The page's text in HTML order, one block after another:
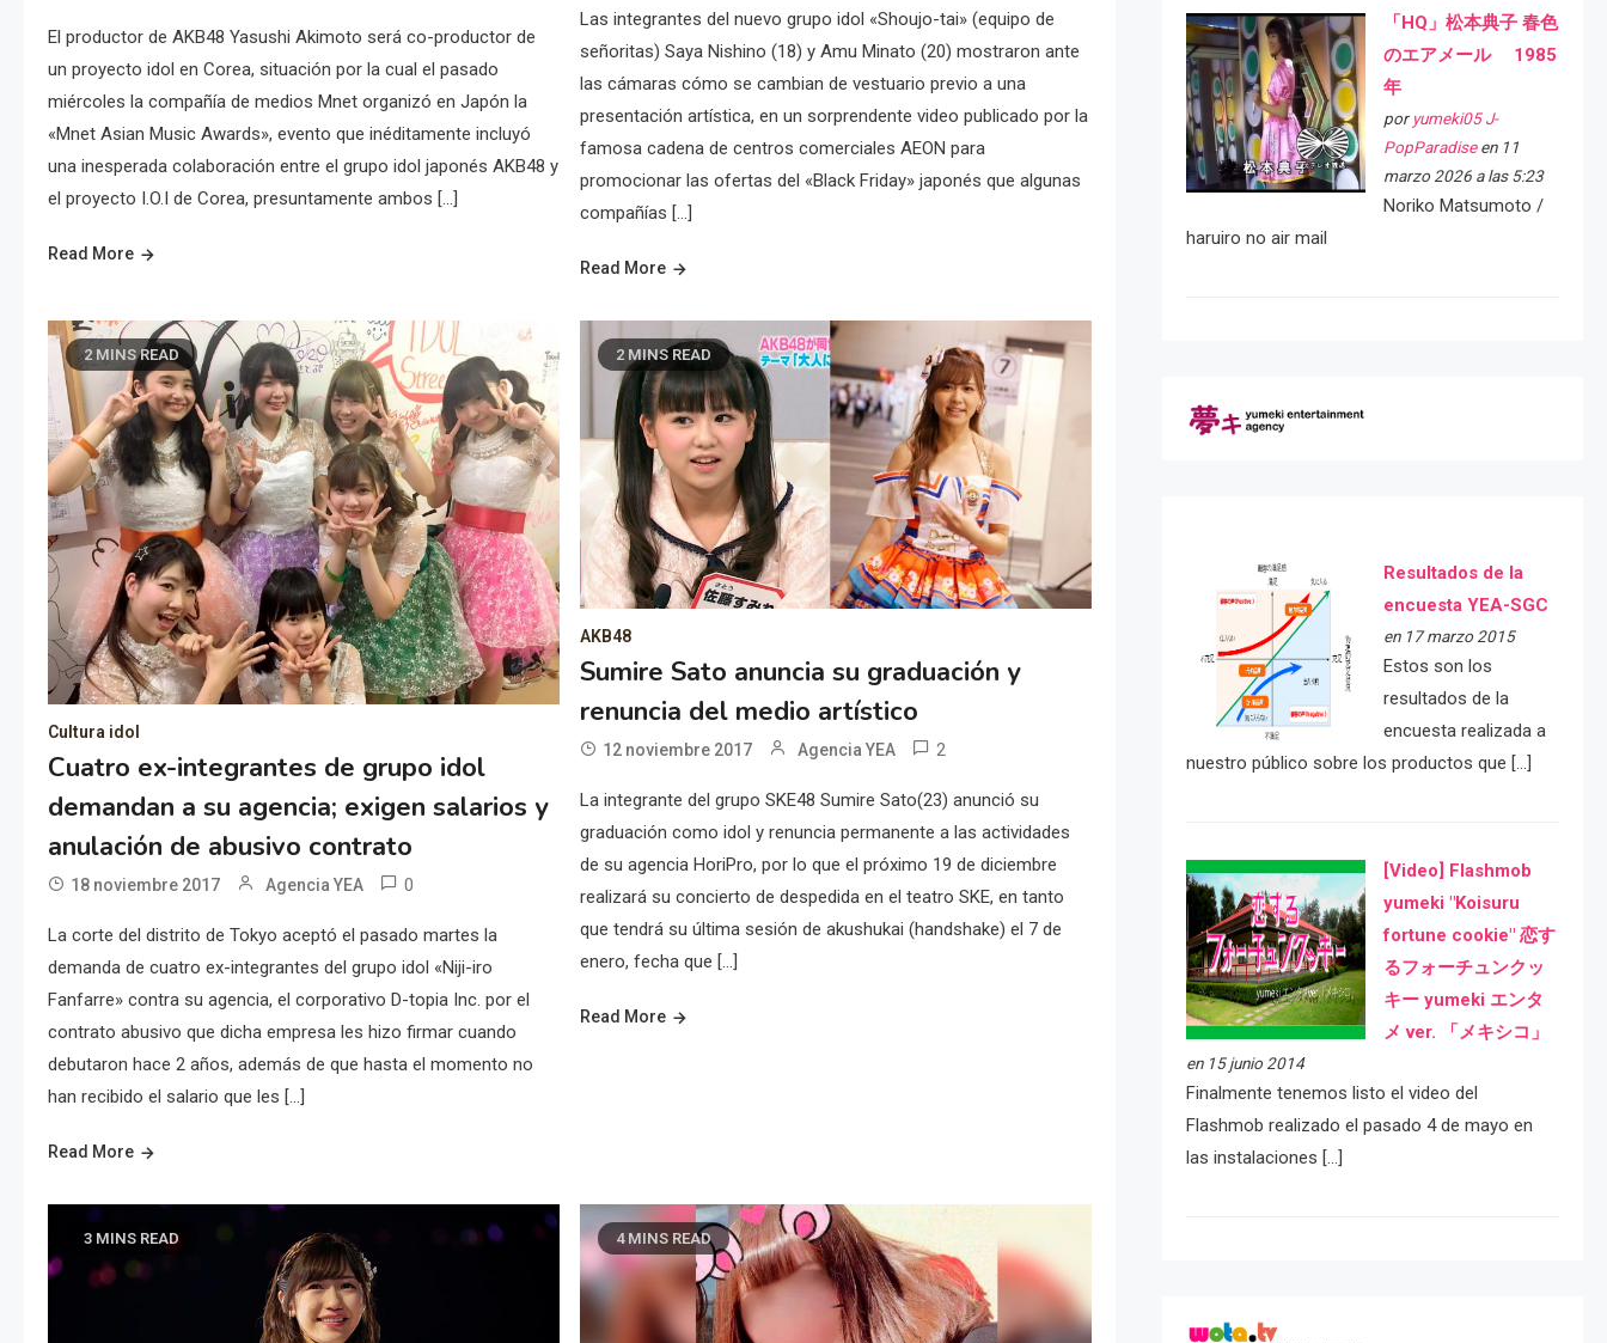
El productor de AKB48 Yasushi Akimoto será co-productor de
un proyecto idol en Corea, situación por la cual el pasado
miércoles la compañía de medios Mnet organizó en Japón la
«Mnet Asian Music Awards», evento que inéditamente incluyó
una inesperada colaboración entre el grupo idol japonés AKB48 y
el proyecto I.O.I de Corea, presuntamente ambos […]
Read More
Las integrantes del nuevo grupo idol «Shoujo-tai» (equipo de
señoritas) Saya Nishino (18) y Amu Minato (20) mostraron ante
las cámaras cómo se cambian de vestuario previo a una
presentación artística, en un sorprendente video publicado por la
famosa cadena de centros comerciales AEON para
promocionar las ofertas del «Black Friday» japonés que algunas
compañías […]
Read More
2 MINS READ
Cultura idol
Cuatro ex-integrantes de grupo idol
demandan a su agencia; exigen salarios y
anulación de abusivo contrato
18 noviembre 2017 Agencia YEA 0
La corte del distrito de Tokyo aceptó el pasado martes la
demanda de cuatro ex-integrantes del grupo idol «Niji-iro
Fanfarre» contra su agencia, el corporativo D-topia Inc. por el
contrato abusivo que dicha empresa les hizo firmar cuando
debutaron hace 2 años, además de que hasta el momento no
han recibido el salario que les […]
Read More
2 MINS READ
AKB48
Sumire Sato anuncia su graduación y
renuncia del medio artístico
12 noviembre 2017 Agencia YEA 2
La integrante del grupo SKE48 Sumire Sato(23) anunció su
graduación como idol y renuncia permanente a las actividades
de su agencia HoriPro, por lo que el próximo 19 de diciembre
realizará su concierto de despedida en el teatro SKE, en tanto
que tendrá su última sesión de akushukai (handshake) el 7 de
enero, fecha que […]
Read More
3 MINS READ 4 MINS READ
「HQ」松本典子 春色
のエアメール 1985
年
por yumeki05 J-
PopParadiseen 11
marzo 2026 a las 5:23
Noriko Matsumoto /
haruiro no air mail
Resultados de la
encuesta YEA-SGC
en 17 marzo 2015
Estos son los
resultados de la
encuesta realizada a
nuestro público sobre los productos que […]
[Video] Flashmob
yumeki "Koisuru
fortune cookie" 恋す
るフォーチュンクッ
キー yumeki エンタ
メ ver. 「メキシコ」
en 15 junio 2014
Finalmente tenemos listo el video del
Flashmob realizado el pasado 4 de mayo en
las instalaciones […]